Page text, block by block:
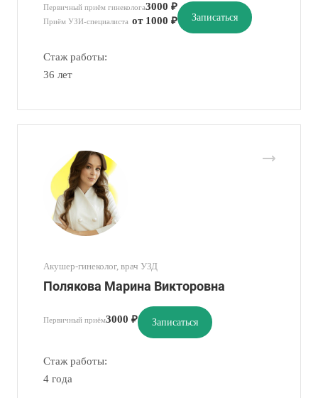
Первичный приём гинеколога3000 ₽
Приём УЗИ-специалиста от 1000 ₽ Записаться
Стаж работы:
36 лет
Акушер-гинеколог, врач УЗД
Полякова Марина Викторовна
Первичный приём3000 ₽ Записаться
Стаж работы:
4 года